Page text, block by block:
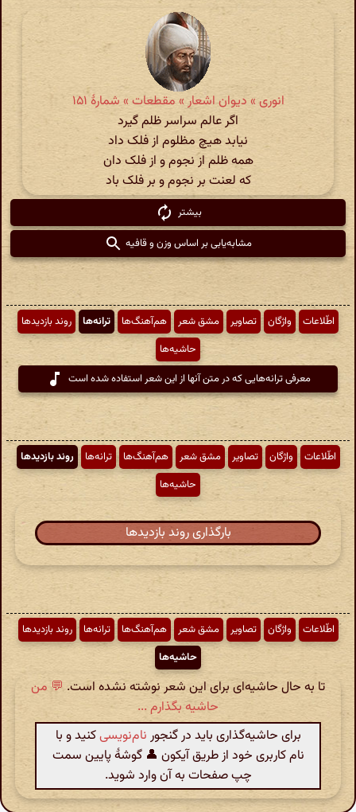
انوری » دیوان اشعار » مقطعات » شمارهٔ ۱۵۱
اگر عالم سراسر ظلم گیرد
نیابد هیچ مظلوم از فلک داد
همه ظلم از نجوم و از فلک دان
که لعنت بر نجوم و بر فلک باد
بیشتر
مشابه‌یابی بر اساس وزن و قافیه
اطّلاعات واژگان تصاویر مشق شعر هم‌آهنگ‌ها ترانه‌ها
روند بازدیدها
حاشیه‌ها
معرفی ترانه‌هایی که در متن آنها از این شعر استفاده شده است
اطّلاعات واژگان تصاویر مشق شعر هم‌آهنگ‌ها ترانه‌ها
روند بازدیدها
حاشیه‌ها
بارگذاری روند بازدیدها
اطّلاعات واژگان تصاویر مشق شعر هم‌آهنگ‌ها ترانه‌ها
روند بازدیدها
حاشیه‌ها
تا به حال حاشیه‌ای برای این شعر نوشته نشده است. 💬 من
حاشیه بگذارم ...
برای حاشیه‌گذاری باید در گنجور نام‌نویسیکنید و با
نام کاربری خود از طریق آیکون 👤 گوشهٔ پایین سمت
چپ صفحات به آن وارد شوید.